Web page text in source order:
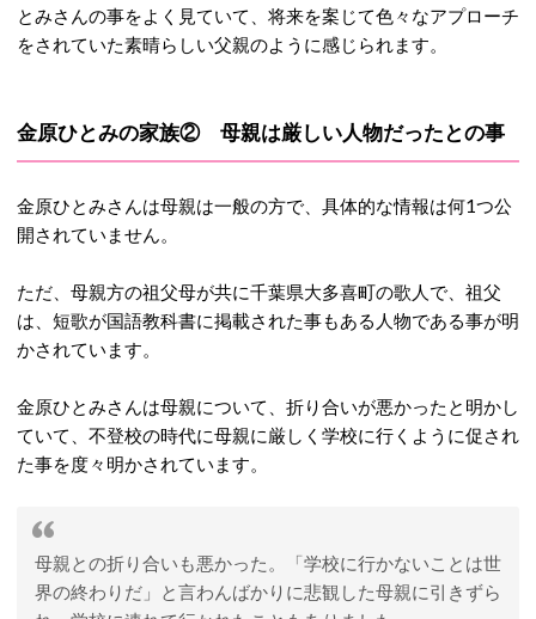
とみさんの事をよく見ていて、将来を案じて色々なアプローチ
をされていた素晴らしい父親のように感じられます。
金原ひとみの家族② 母親は厳しい人物だったとの事
金原ひとみさんは母親は一般の方で、具体的な情報は何1つ公
開されていません。
ただ、母親方の祖父母が共に千葉県大多喜町の歌人で、祖父
は、短歌が国語教科書に掲載された事もある人物である事が明
かされています。
金原ひとみさんは母親について、折り合いが悪かったと明かし
ていて、不登校の時代に母親に厳しく学校に行くように促され
た事を度々明かされています。
母親との折り合いも悪かった。「学校に行かないことは世
界の終わりだ」と言わんばかりに悲観した母親に引きずら